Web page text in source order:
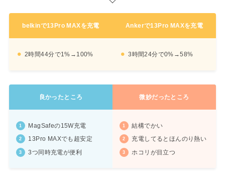
belkinで13Pro MAXを充電 Ankerで13Pro MAXを充電
2時間44分で1%→100% 3時間24分で0%→58%
良かったところ 微妙だったところ
MagSafeの15W充電
13Pro MAXでも超安定
3つ同時充電が便利
結構でかい
充電してるとほんのり熱い
ホコリが目立つ